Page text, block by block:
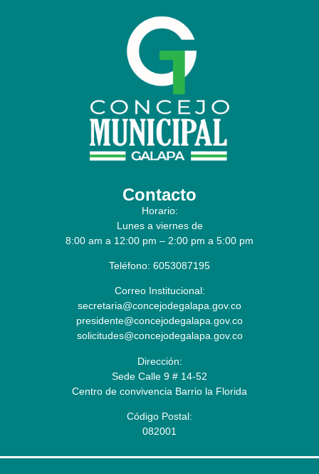
Contacto
Horario:
Lunes a viernes de
8:00 am a 12:00 pm – 2:00 pm a 5:00 pm
Teléfono: 6053087195
Correo Institucional:
secretaria@concejodegalapa.gov.co
presidente@concejodegalapa.gov.co
solicitudes@concejodegalapa.gov.co
Dirección:
Sede Calle 9 # 14-52
Centro de convivencia Barrio la Florida
Código Postal:
082001